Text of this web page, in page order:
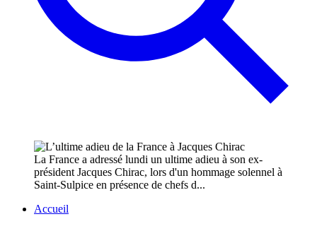
La France a adressé lundi un ultime adieu à son ex-
président Jacques Chirac, lors d'un hommage solennel à
Saint-Sulpice en présence de chefs d...
Accueil